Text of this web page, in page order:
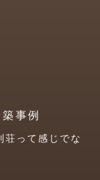
事例
荘って感じでな